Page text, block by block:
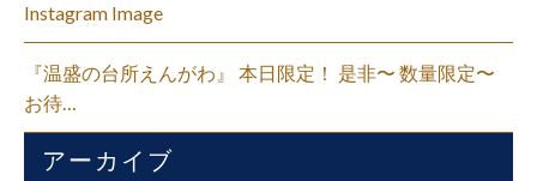
Instagram Image
『温盛の台所えんがわ』 本日限定！ 是非〜 数量限定〜
お待…
アーカイブ